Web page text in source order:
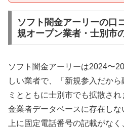
ソフト闇金アーリーの口
規オープン業者・士別市
ソフト闇金アーリーは2024〜
しい業者で、「新規参入だか
ミとともに士別市でも拡散さ
金業者データベースに存在しな
上に固定電話番号の記載がな